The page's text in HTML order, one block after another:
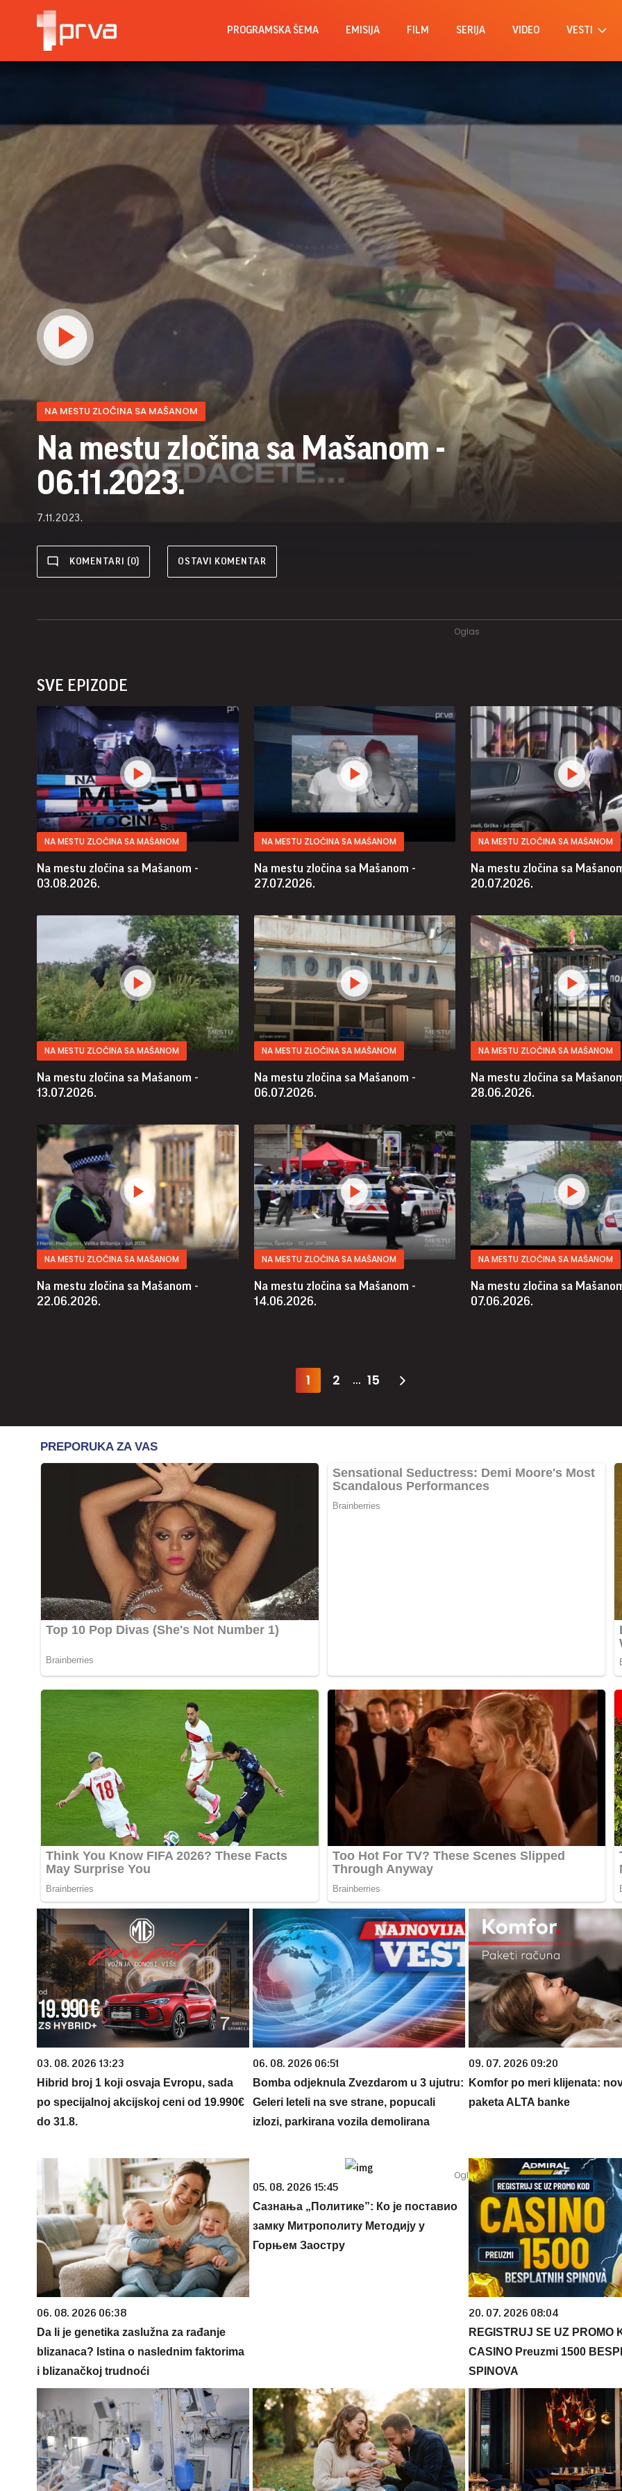
PROGRAMSKA ŠEMA EMISIJA FILM SERIJA VIDEO VESTI
NA MESTU ZLOČINA SA MAŠANOM
Na mestu zločina sa Mašanom -
06.11.2023.
7.11.2023.
KOMENTARI (0) OSTAVI KOMENTAR
SVE EPIZODE
NA MESTU ZLOČINA SA MAŠANOM
Na mestu zločina sa Mašanom -
03.08.2026.
NA MESTU ZLOČINA SA MAŠANOM
Na mestu zločina sa Mašanom -
27.07.2026.
NA MESTU ZLOČINA SA MAŠANOM
Na mestu zločina sa
20.07.2026.
NA MESTU ZLOČINA SA MAŠANOM
Na mestu zločina sa Mašanom -
13.07.2026.
NA MESTU ZLOČINA SA MAŠANOM
Na mestu zločina sa Mašanom -
06.07.2026.
NA MESTU ZLOČINA SA MAŠANOM
Na mestu zločina sa
28.06.2026.
NA MESTU ZLOČINA SA MAŠANOM
Na mestu zločina sa Mašanom -
22.06.2026.
NA MESTU ZLOČINA SA MAŠANOM
Na mestu zločina sa Mašanom -
14.06.2026.
NA MESTU ZLOČINA SA MAŠANOM
Na mestu zločina sa
07.06.2026.
1 2 ... 15
03. 08. 2026 13:23
Hibrid broj 1 koji osvaja Evropu, sada
po specijalnoj akcijskoj ceni od 19.990€
do 31.8.
06. 08. 2026 06:51
Bomba odjeknula Zvezdarom u 3 ujutru:
Geleri leteli na sve strane, popucali
izlozi, parkirana vozila demolirana
09. 07. 2026 09:20
Komfor po meri klijenata:
paketa ALTA banke
06. 08. 2026 06:38
Da li je genetika zaslužna za rađanje
blizanaca? Istina o naslednim faktorima
i blizanačkoj trudnoći
05. 08. 2026 15:45
Сазнања „Политике”: Ко је поставио
замку Митрополиту Методију у
Горњем Заостру
20. 07. 2026 08:04
REGISTRUJ SE UZ PROMO
CASINO Preuzmi 1500
SPINOVA